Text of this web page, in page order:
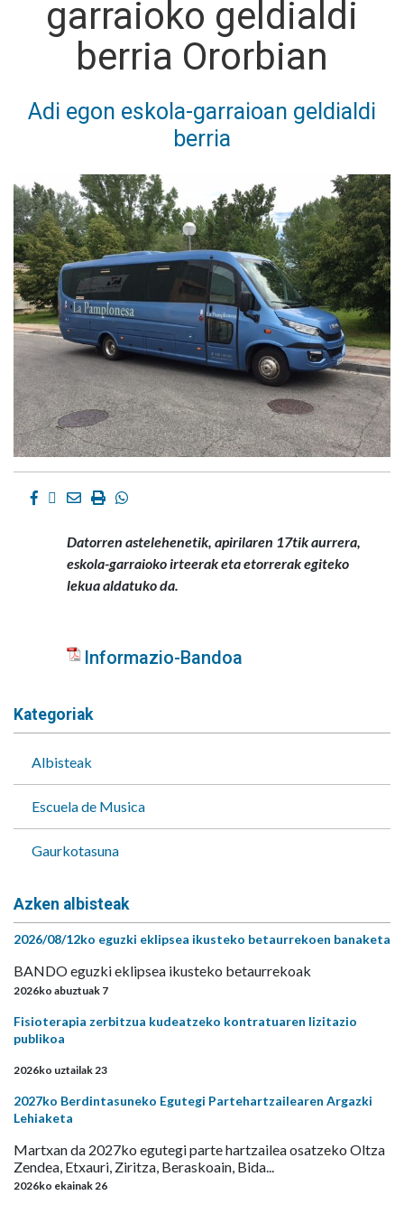
garraioko geldialdi
berria Ororbian
Adi egon eskola-garraioan geldialdi
berria
Facebook
Twitter
EmailImprimirWhatsapp
Datorren astelehenetik, apirilaren 17tik aurrera,
eskola-garraioko irteerak eta etorrerak egiteko
lekua aldatuko da.
Informazio-Bandoa
Kategoriak
Albisteak
Escuela de Musica
Gaurkotasuna
Azken albisteak
2026/08/12ko eguzki eklipsea ikusteko betaurrekoen banaketa
BANDO eguzki eklipsea ikusteko betaurrekoak
2026ko abuztuak 7
Fisioterapia zerbitzua kudeatzeko kontratuaren lizitazio
publikoa
2026ko uztailak 23
2027ko Berdintasuneko Egutegi Partehartzailearen Argazki
Lehiaketa
Martxan da 2027ko egutegi parte hartzailea osatzeko Oltza
Zendea, Etxauri, Ziritza, Beraskoain, Bida...
2026ko ekainak 26